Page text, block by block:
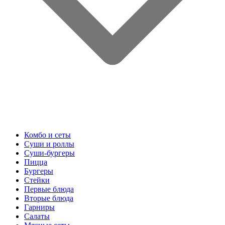
Комбо и сеты
Суши и роллы
Суши-бургеры
Пицца
Бургеры
Стейки
Первые блюда
Вторые блюда
Гарниры
Салаты